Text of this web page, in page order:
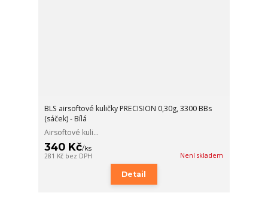
BLS airsoftové kuličky PRECISION 0,30g, 3300 BBs
(sáček) - Bílá
Airsoftové kuli...
340 Kč/ks
281 Kč bez DPH Není skladem
Detail